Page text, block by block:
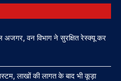
अजगर, वन विभाग ने सुरक्षित रेस्क्यू कर
लाखों की लागत के बाद भी कूड़ा